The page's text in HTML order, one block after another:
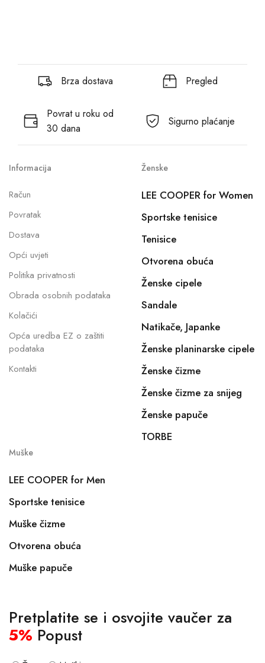
Brza dostava Pregled
Povrat u roku od
30 dana
Sigurno plaćanje
Informacija
Račun
Povratak
Dostava
Opći uvjeti
Politika privatnosti
Obrada osobnih podataka
Kolačići
Opća uredba EZ o zaštiti
podataka
Kontakti
Ženske
LEE COOPER for Women
Sportske tenisice
Tenisice
Otvorena obuća
Ženske cipele
Sandale
Natikače, Japanke
Ženske planinarske cipele
Ženske čizme
Ženske čizme za snijeg
Ženske papuče
TORBE
Muške
LEE COOPER for Men
Sportske tenisice
Muške čizme
Otvorena obuća
Muške papuče
Pretplatite se i osvojite vaučer za
5% Popust